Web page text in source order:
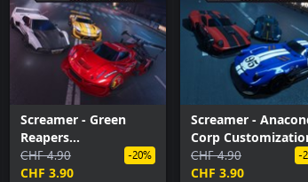
Screamer - Green
Reapers
Customization Pack
CHF 4.90
CHF 3.90
-20%
Screamer -
Corp
Pack
CHF 4.90
CHF 3.90
-